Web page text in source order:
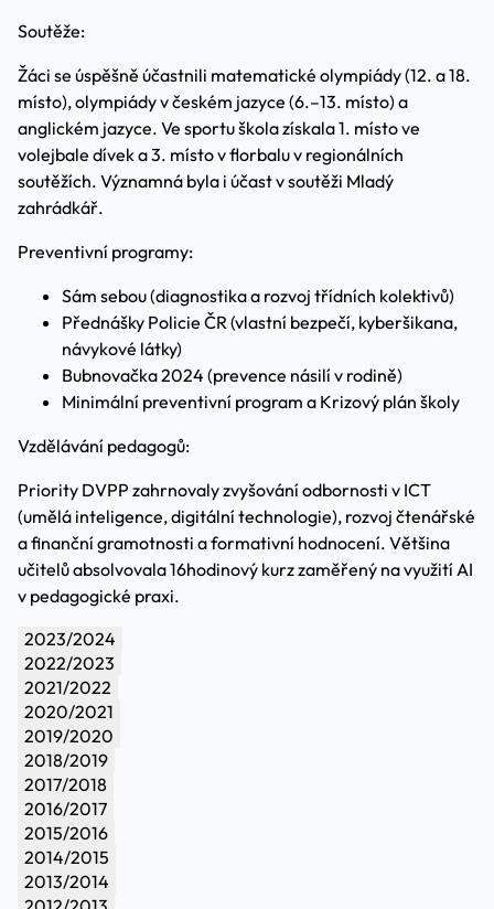
Soutěže:
Žáci se úspěšně účastnili matematické olympiády (12. a 18.
místo), olympiády v českém jazyce (6.–13. místo) a
anglickém jazyce. Ve sportu škola získala 1. místo ve
volejbale dívek a 3. místo v florbalu v regionálních
soutěžích. Významná byla i účast v soutěži Mladý
zahrádkář.
Preventivní programy:
Sám sebou (diagnostika a rozvoj třídních kolektivů)
Přednášky Policie ČR (vlastní bezpečí, kyberšikana,
návykové látky)
Bubnovačka 2024 (prevence násilí v rodině)
Minimální preventivní program a Krizový plán školy
Vzdělávání pedagogů:
Priority DVPP zahrnovaly zvyšování odbornosti v ICT
(umělá inteligence, digitální technologie), rozvoj čtenářské
a finanční gramotnosti a formativní hodnocení. Většina
učitelů absolvovala 16hodinový kurz zaměřený na využití AI
v pedagogické praxi.
2023/2024
2022/2023
2021/2022
2020/2021
2019/2020
2018/2019
2017/2018
2016/2017
2015/2016
2014/2015
2013/2014